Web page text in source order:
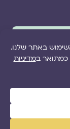
מאמרים